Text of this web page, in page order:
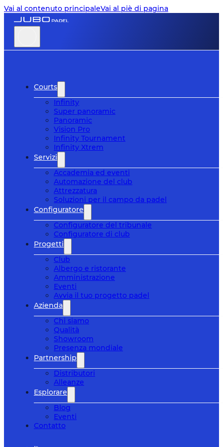
Vai al contenuto principaleVai al piè di pagina
Courts
Infinity
Super panoramic
Panoramic
Vision Pro
Infinity Tournament
Infinity Xtrem
Servizi
Accademia ed eventi
Automazione del club
Attrezzatura
Soluzioni per il campo da padel
Configuratore
Configuratore del tribunale
Configuratore di club
Progetti
Club
Albergo e ristorante
Amministrazione
Eventi
Avvia il tuo progetto padel
Azienda
Chi siamo
Qualità
Showroom
Presenza mondiale
Partnership
Distributori
Alleanze
Esplorare
Blog
Eventi
Contatto